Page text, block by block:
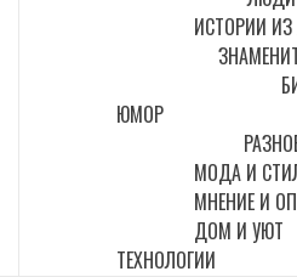
ИСТОРИИ
ЮМОР
МОДА И
МНЕНИЕ И
ДОМ И УЮТ
ТЕХНОЛОГИИ